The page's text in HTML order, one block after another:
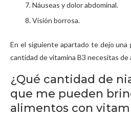
Náuseas y dolor abdominal.
Visión borrosa.
En el siguiente apartado te dejo una
cantidad de vitamina B3 necesitas de
¿Qué cantidad de
que me pueden
alimentos con